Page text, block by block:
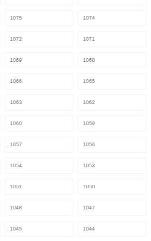
1075 1074
1072 1071
1069 1068
1066 1065
1063 1062
1060 1059
1057 1056
1054 1053
1051 1050
1048 1047
1045 1044